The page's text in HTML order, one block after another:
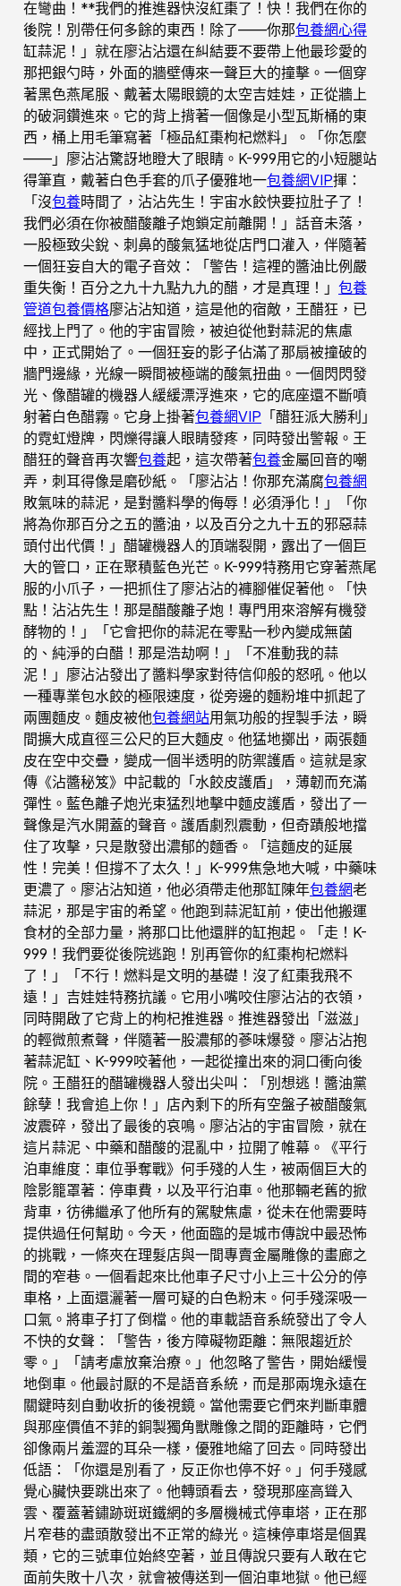
在彎曲！**我們的推進器快沒紅棗了！快！我們在你的
後院！別帶任何多餘的東西！除了——你那包養網心得
缸蒜泥！」就在廖沾沾還在糾結要不要帶上他最珍愛的
那把銀勺時，外面的牆壁傳來一聲巨大的撞擊。一個穿
著黑色燕尾服、戴著太陽眼鏡的太空吉娃娃，正從牆上
的破洞鑽進來。它的背上揹著一個像是小型瓦斯桶的東
西，桶上用毛筆寫著「極品紅棗枸杞燃料」。「你怎麼
——」廖沾沾驚訝地瞪大了眼睛。K-999用它的小短腿站
得筆直，戴著白色手套的爪子優雅地一包養網VIP揮：
「沒包養時間了，沾沾先生！宇宙水餃快要拉肚子了！
我們必須在你被醋酸離子炮鎖定前離開！」話音未落，
一股極致尖銳、刺鼻的酸氣猛地從店門口灌入，伴隨著
一個狂妄自大的電子音效：「警告！這裡的醬油比例嚴
重失衡！百分之九十九點九九的醋，才是真理！」 包養
管道包養價格廖沾沾知道，這是他的宿敵，王醋狂，已
經找上門了。他的宇宙冒險，被迫從他對蒜泥的焦慮
中，正式開始了。一個狂妄的影子佔滿了那扇被撞破的
牆門邊緣，光線一瞬間被極端的酸氣扭曲。一個閃閃發
光、像醋罐的機器人緩緩漂浮進來，它的底座還不斷噴
射著白色醋霧。它身上掛著包養網VIP 「醋狂派大勝利」
的霓虹燈牌，閃爍得讓人眼睛發疼，同時發出警報。王
醋狂的聲音再次響包養起，這次帶著包養金屬回音的嘲
弄，刺耳得像是磨砂紙。「廖沾沾！你那充滿腐包養網
敗氣味的蒜泥，是對醬料學的侮辱！必須淨化！」「你
將為你那百分之五的醬油，以及百分之九十五的邪惡蒜
頭付出代價！」醋罐機器人的頂端裂開，露出了一個巨
大的管口，正在聚積藍色光芒。K-999特務用它穿著燕尾
服的小爪子，一把抓住了廖沾沾的褲腳催促著他。「快
點！沾沾先生！那是醋酸離子炮！專門用來溶解有機發
酵物的！」「它會把你的蒜泥在零點一秒內變成無菌
的、純淨的白醋！那是浩劫啊！」「不准動我的蒜
泥！」廖沾沾發出了醬料學家對待信仰般的怒吼。他以
一種專業包水餃的極限速度，從旁邊的麵粉堆中抓起了
兩團麵皮。麵皮被他包養網站用氣功般的捏製手法，瞬
間擴大成直徑三公尺的巨大麵皮。他猛地擲出，兩張麵
皮在空中交疊，變成一個半透明的防禦護盾。這就是家
傳《沾醬秘笈》中記載的「水餃皮護盾」，薄韌而充滿
彈性。藍色離子炮光束猛烈地擊中麵皮護盾，發出了一
聲像是汽水開蓋的聲音。護盾劇烈震動，但奇蹟般地擋
住了攻擊，只是散發出濃郁的麵香。「這麵皮的延展
性！完美！但撐不了太久！」K-999焦急地大喊，中藥味
更濃了。廖沾沾知道，他必須帶走他那缸陳年包養網老
蒜泥，那是宇宙的希望。他跑到蒜泥缸前，使出他搬運
食材的全部力量，將那口比他還胖的缸抱起。「走！K-
999！我們要從後院逃跑！別再管你的紅棗枸杞燃料
了！」「不行！燃料是文明的基礎！沒了紅棗我飛不
遠！」吉娃娃特務抗議。它用小嘴咬住廖沾沾的衣領，
同時開啟了它背上的枸杞推進器。推進器發出「滋滋」
的輕微煎煮聲，伴隨著一股濃郁的蔘味爆發。廖沾沾抱
著蒜泥缸、K-999咬著他，一起從撞出來的洞口衝向後
院。王醋狂的醋罐機器人發出尖叫：「別想逃！醬油黨
餘孽！我會追上你！」店內剩下的所有空盤子被醋酸氣
波震碎，發出了最後的哀鳴。廖沾沾的宇宙冒險，就在
這片蒜泥、中藥和醋酸的混亂中，拉開了帷幕。《平行
泊車維度：車位爭奪戰》何手殘的人生，被兩個巨大的
陰影籠罩著：停車費，以及平行泊車。他那輛老舊的掀
背車，彷彿繼承了他所有的駕駛焦慮，從未在他需要時
提供過任何幫助。今天，他面臨的是城市傳說中最恐怖
的挑戰，一條夾在理髮店與一間專賣金屬雕像的畫廊之
間的窄巷。一個看起來比他車子尺寸小上三十公分的停
車格，上面還灑著一層可疑的白色粉末。何手殘深吸一
口氣。將車子打了倒檔。他的車載語音系統發出了令人
不快的女聲：「警告，後方障礙物距離：無限趨近於
零。」「請考慮放棄治療。」他忽略了警告，開始緩慢
地倒車。他最討厭的不是語音系統，而是那兩塊永遠在
關鍵時刻自動收折的後視鏡。當他需要它們來判斷車體
與那座價值不菲的銅製獨角獸雕像之間的距離時，它們
卻像兩片羞澀的耳朵一樣，優雅地縮了回去。同時發出
低語：「你還是別看了，反正你也停不好。」何手殘感
覺心臟快要跳出來了。他轉頭看去，發現那座高聳入
雲、覆蓋著鏽跡斑斑鐵網的多層機械式停車塔，正在那
片窄巷的盡頭散發出不正常的綠光。這棟停車塔是個異
類，它的三號車位始終空著，並且傳說只要有人敢在它
面前失敗十八次，就會被傳送到一個泊車地獄。他已經